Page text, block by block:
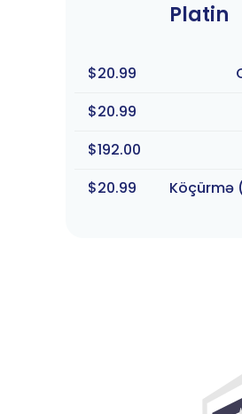
Platin
$20.99
$20.99
$192.00
$20.99
Köçürmə